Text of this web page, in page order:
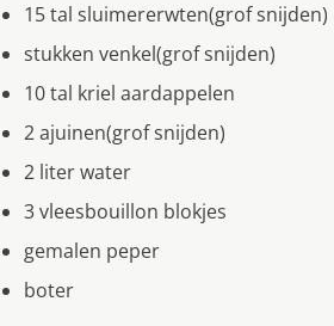
15 tal sluimererwten(grof snijden)
stukken venkel(grof snijden)
10 tal kriel aardappelen
2 ajuinen(grof snijden)
2 liter water
3 vleesbouillon blokjes
gemalen peper
boter